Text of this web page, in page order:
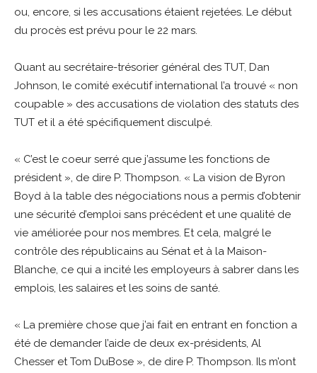
ou, encore, si les accusations étaient rejetées. Le début
du procès est prévu pour le 22 mars.
Quant au secrétaire-trésorier général des TUT, Dan
Johnson, le comité exécutif international l’a trouvé « non
coupable » des accusations de violation des statuts des
TUT et il a été spécifiquement disculpé.
« C’est le coeur serré que j’assume les fonctions de
président », de dire P. Thompson. « La vision de Byron
Boyd à la table des négociations nous a permis d’obtenir
une sécurité d’emploi sans précédent et une qualité de
vie améliorée pour nos membres. Et cela, malgré le
contrôle des républicains au Sénat et à la Maison-
Blanche, ce qui a incité les employeurs à sabrer dans les
emplois, les salaires et les soins de santé.
« La première chose que j’ai fait en entrant en fonction a
été de demander l’aide de deux ex-présidents, Al
Chesser et Tom DuBose », de dire P. Thompson. Ils m’ont